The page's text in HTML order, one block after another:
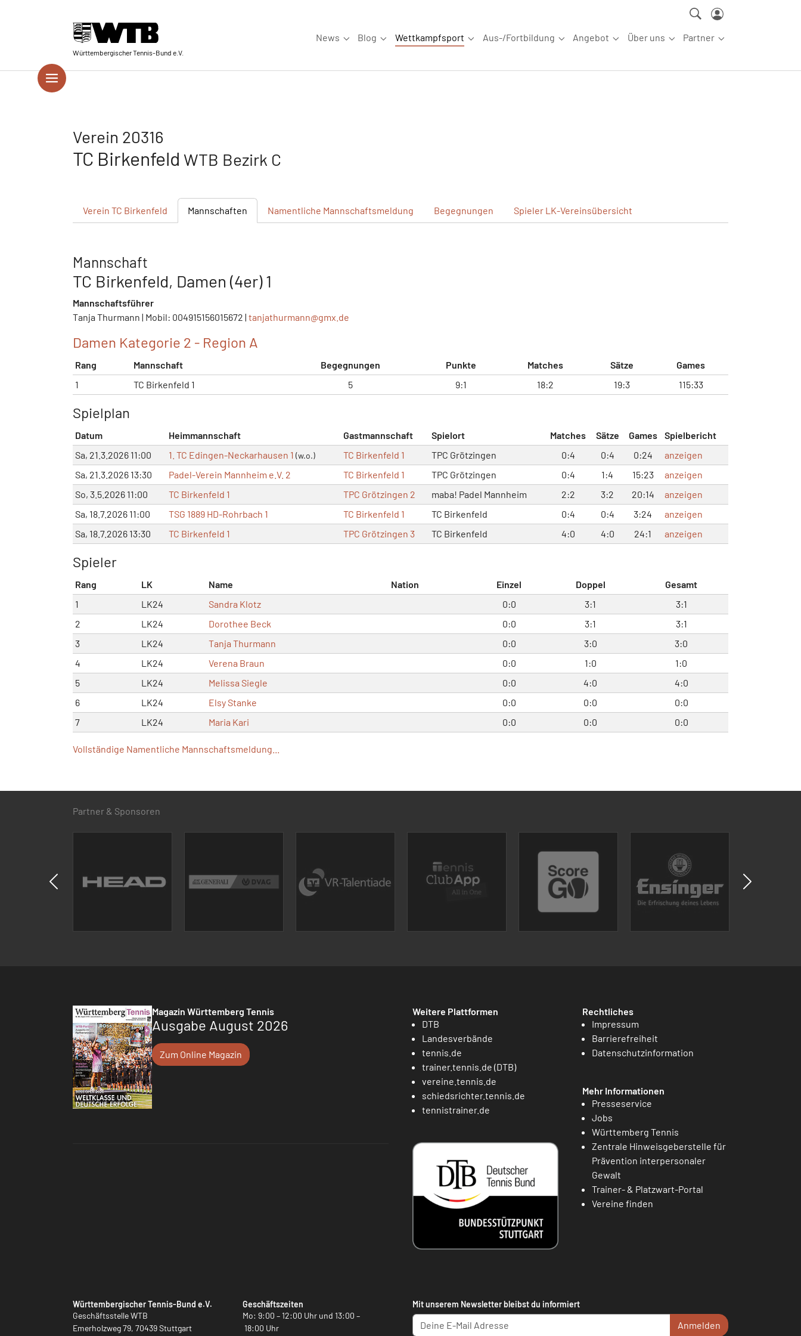
Württembergischer Tennis-Bund e.V.
News
Submenu for "News"
Blog
Submenu for "Blog"
Wettkampfsport
Submenu for "Wettkampfsport"
Aus-/Fortbildung
Submenu for "Aus-/Fortbildung"
Angebot
Submenu for "Angebot"
Über uns
Submenu for "Über uns"
Partner
Submenu for
Verein 20316
TC Birkenfeld WTB Bezirk C
Verein TC Birkenfeld Mannschaften Namentliche Mannschaftsmeldung Begegnungen Spieler LK-Vereinsübersicht
Mannschaft
TC Birkenfeld, Damen (4er) 1
Mannschaftsführer
Tanja Thurmann | Mobil: 004915156015672 | tanjathurmann@gmx.de
Damen Kategorie 2 - Region A
Rang Mannschaft Begegnungen Punkte Matches Sätze
Games
1
TC Birkenfeld 1 5 9:1 18:2 19:3 115:33
Spielplan
Datum Heimmannschaft Gastmannschaft Spielort Matches Sätze Games
Spielbericht
Sa, 21.3.2026 11:00
1. TC Edingen-Neckarhausen 1 (w.o.) TC Birkenfeld 1 TPC Grötzingen 0:4 0:4 0:24
anzeigen
Sa, 21.3.2026 13:30
Padel-Verein Mannheim e.V. 2 TC Birkenfeld 1 TPC Grötzingen 0:4 1:4 15:23
anzeigen
So, 3.5.2026 11:00
TC Birkenfeld 1 TPC Grötzingen 2 maba! Padel Mannheim 2:2 3:2 20:14
anzeigen
Sa, 18.7.2026 11:00
TSG 1889 HD-Rohrbach 1 TC Birkenfeld 1 TC Birkenfeld 0:4 0:4 3:24
anzeigen
Sa, 18.7.2026 13:30
TC Birkenfeld 1 TPC Grötzingen 3 TC Birkenfeld 4:0 4:0 24:1 anzeigen
Spieler
Rang LK Name Nation Einzel Doppel
Gesamt
1
LK24 Sandra Klotz 0:0 3:1
3:1
2
LK24 Dorothee Beck 0:0 3:1
3:1
3
LK24 Tanja Thurmann 0:0 3:0
3:0
4
LK24 Verena Braun 0:0 1:0
1:0
5
LK24 Melissa Siegle 0:0 4:0
4:0
6
LK24 Elsy Stanke 0:0 0:0
0:0
7
LK24 Maria Kari 0:0 0:0 0:0
Vollständige Namentliche Mannschaftsmeldung...
Partner & Sponsoren
Magazin Württemberg Tennis
Ausgabe August 2026
Zum Online Magazin
Weitere Plattformen
DTB
Landesverbände
tennis.de
trainer.tennis.de (DTB)
vereine.tennis.de
schiedsrichter.tennis.de
tennistrainer.de
Rechtliches
Impressum
Barrierefreiheit
Datenschutzinformation
Mehr Informationen
Presseservice
Jobs
Württemberg Tennis
Zentrale Hinweisgeberstelle für
Prävention interpersonaler
Gewalt
Trainer- & Platzwart-Portal
Vereine finden
Württembergischer Tennis-Bund e.V.
Geschäftsstelle WTB
Emerholzweg 79, 70439 Stuttgart
Geschäftszeiten
Mo: 9:00 – 12:00 Uhr und 13:00 –
18:00 Uhr
Mit unserem Newsletter bleibst du informiert
Anmelden